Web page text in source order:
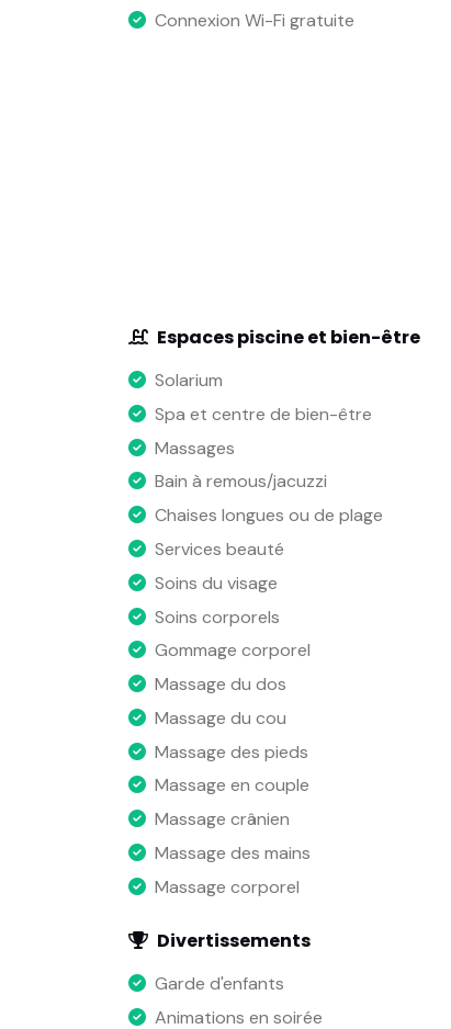
Connexion Wi-Fi gratuite
Espaces piscine et bien-être
Solarium
Spa et centre de bien-être
Massages
Bain à remous/jacuzzi
Chaises longues ou de plage
Services beauté
Soins du visage
Soins corporels
Gommage corporel
Massage du dos
Massage du cou
Massage des pieds
Massage en couple
Massage crânien
Massage des mains
Massage corporel
Divertissements
Garde d'enfants
Animations en soirée